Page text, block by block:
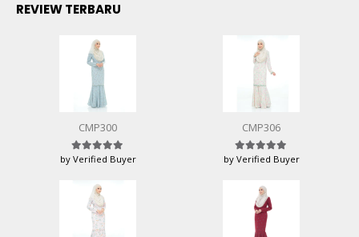
REVIEW TERBARU
CMP300
Rated5 out of 5
by Verified Buyer
CMP306
Rated5 out of 5
by Verified Buyer